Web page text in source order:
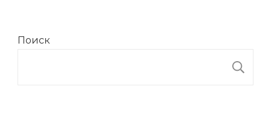
Поиск